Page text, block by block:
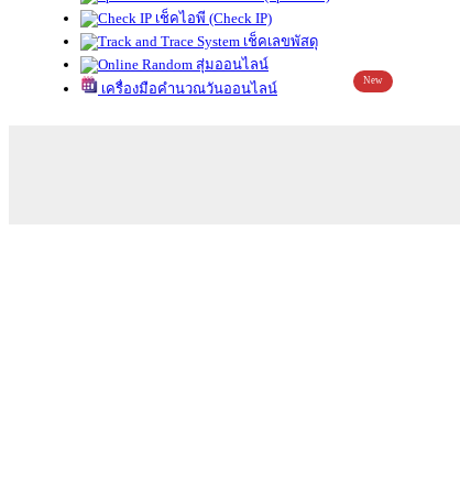
เช็คไอพี (Check IP)
เช็คเลขพัสดุ
สุ่มออนไลน์
เครื่องมือคำนวณวันออนไลน์
New